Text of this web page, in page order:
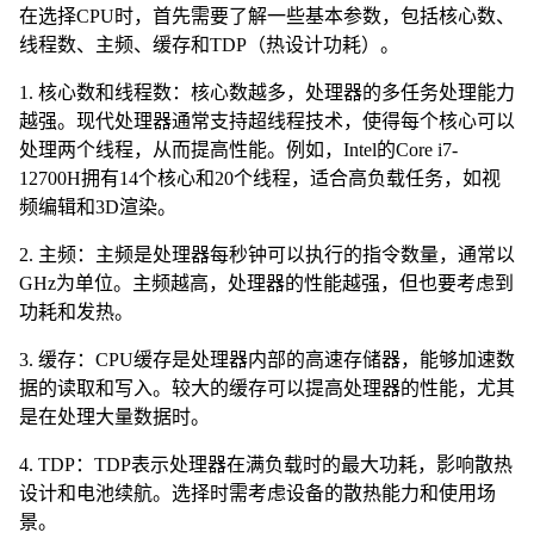
在选择CPU时，首先需要了解一些基本参数，包括核心数、
线程数、主频、缓存和TDP（热设计功耗）。
1. 核心数和线程数：核心数越多，处理器的多任务处理能力
越强。现代处理器通常支持超线程技术，使得每个核心可以
处理两个线程，从而提高性能。例如，Intel的Core i7-
12700H拥有14个核心和20个线程，适合高负载任务，如视
频编辑和3D渲染。
2. 主频：主频是处理器每秒钟可以执行的指令数量，通常以
GHz为单位。主频越高，处理器的性能越强，但也要考虑到
功耗和发热。
3. 缓存：CPU缓存是处理器内部的高速存储器，能够加速数
据的读取和写入。较大的缓存可以提高处理器的性能，尤其
是在处理大量数据时。
4. TDP：TDP表示处理器在满负载时的最大功耗，影响散热
设计和电池续航。选择时需考虑设备的散热能力和使用场
景。